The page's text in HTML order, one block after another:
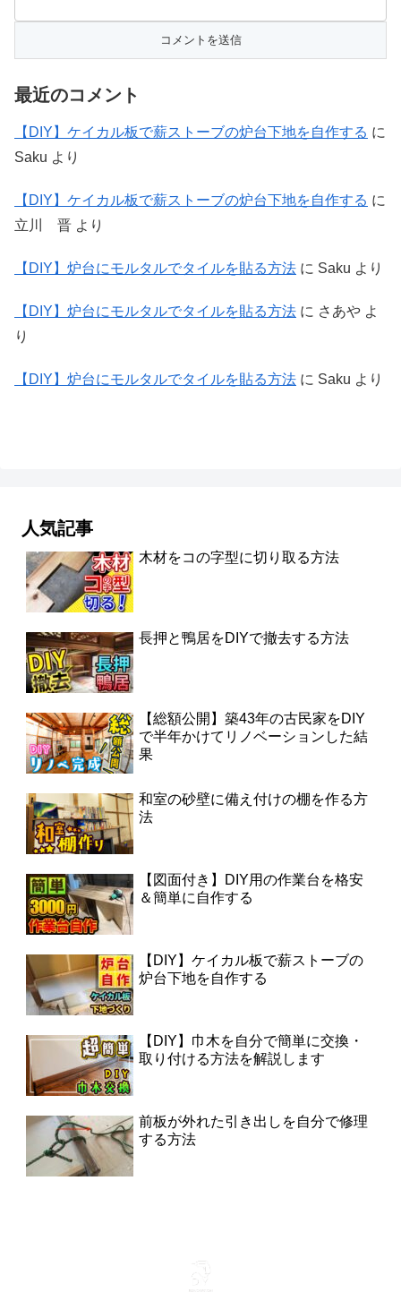
最近のコメント
【DIY】ケイカル板で薪ストーブの炉台下地を自作する に
Saku より
【DIY】ケイカル板で薪ストーブの炉台下地を自作する に
立川 晋 より
【DIY】炉台にモルタルでタイルを貼る方法 に Saku より
【DIY】炉台にモルタルでタイルを貼る方法 に さあや よ
り
【DIY】炉台にモルタルでタイルを貼る方法 に Saku より
人気記事
木材をコの字型に切り取る方法
長押と鴨居をDIYで撤去する方法
【総額公開】築43年の古民家をDIY
で半年かけてリノベーションした結
果
和室の砂壁に備え付けの棚を作る方
法
【図面付き】DIY用の作業台を格安
＆簡単に自作する
【DIY】ケイカル板で薪ストーブの
炉台下地を自作する
【DIY】巾木を自分で簡単に交換・
取り付ける方法を解説します
前板が外れた引き出しを自分で修理
する方法